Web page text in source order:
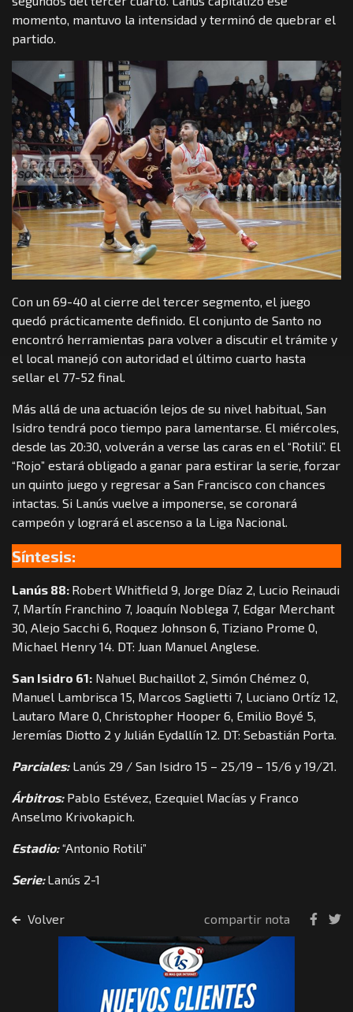
momento, mantuvo la intensidad y terminó de quebrar el
partido.
Con un 69-40 al cierre del tercer segmento, el juego
quedó prácticamente definido. El conjunto de Santo no
encontró herramientas para volver a discutir el trámite y
el local manejó con autoridad el último cuarto hasta
sellar el 77-52 final.
Más allá de una actuación lejos de su nivel habitual, San
Isidro tendrá poco tiempo para lamentarse. El miércoles,
desde las 20:30, volverán a verse las caras en el “Rotili”. El
“Rojo” estará obligado a ganar para estirar la serie, forzar
un quinto juego y regresar a San Francisco con chances
intactas. Si Lanús vuelve a imponerse, se coronará
campeón y logrará el ascenso a la Liga Nacional.
Síntesis:
Lanús 88: Robert Whitfield 9, Jorge Díaz 2, Lucio Reinaudi
7, Martín Franchino 7, Joaquín Noblega 7, Edgar Merchant
30, Alejo Sacchi 6, Roquez Johnson 6, Tiziano Prome 0,
Michael Henry 14. DT: Juan Manuel Anglese.
San Isidro 61: Nahuel Buchaillot 2, Simón Chémez 0,
Manuel Lambrisca 15, Marcos Saglietti 7, Luciano Ortíz 12,
Lautaro Mare 0, Christopher Hooper 6, Emilio Boyé 5,
Jeremías Diotto 2 y Julián Eydallín 12. DT: Sebastián Porta.
Parciales:Lanús 29 / San Isidro 15 – 25/19 – 15/6 y 19/21.
Árbitros:Pablo Estévez, Ezequiel Macías y Franco
Anselmo Krivokapich.
Estadio:“Antonio Rotili”
Serie:Lanús 2-1
Volver compartir nota